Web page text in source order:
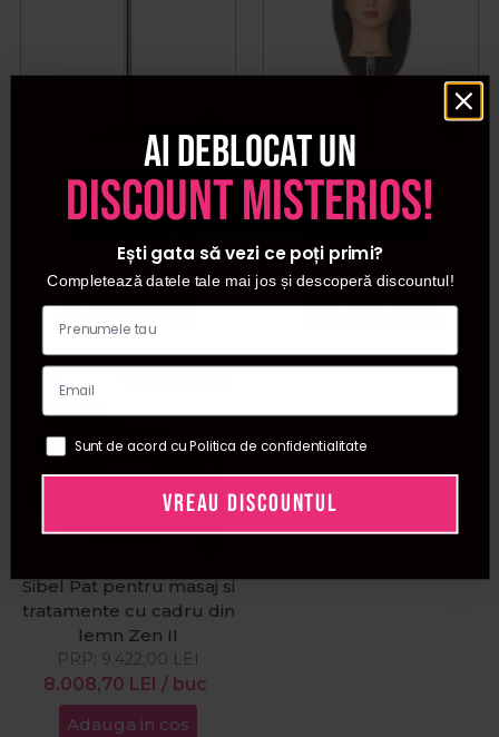
Sibel Suport reglabil
pentru manechin Stabi-
Foot
540,60LEI / buc
636,00
Adauga in cos
Sibel Manechin cu par
natural castaniu Aline
20-40cm
500,65LEI
PRP:589,00
Adauga in cos
Sibel Pat pentru masaj si
tratamente cu cadru din
lemn Zen II
8.008,70 LEI / buc
PRP: 9.422,00 LEI
Adauga in cos
Ai deblocat un
discount misterios!
Ești gata să vezi ce poți primi?
Completează datele tale mai jos și descoperă discountul!
Sunt de acord cu Politica de confidentialitate
VREAU DISCOUNTUL